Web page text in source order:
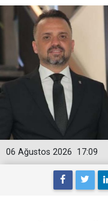
17:09
06 Ağustos 2026